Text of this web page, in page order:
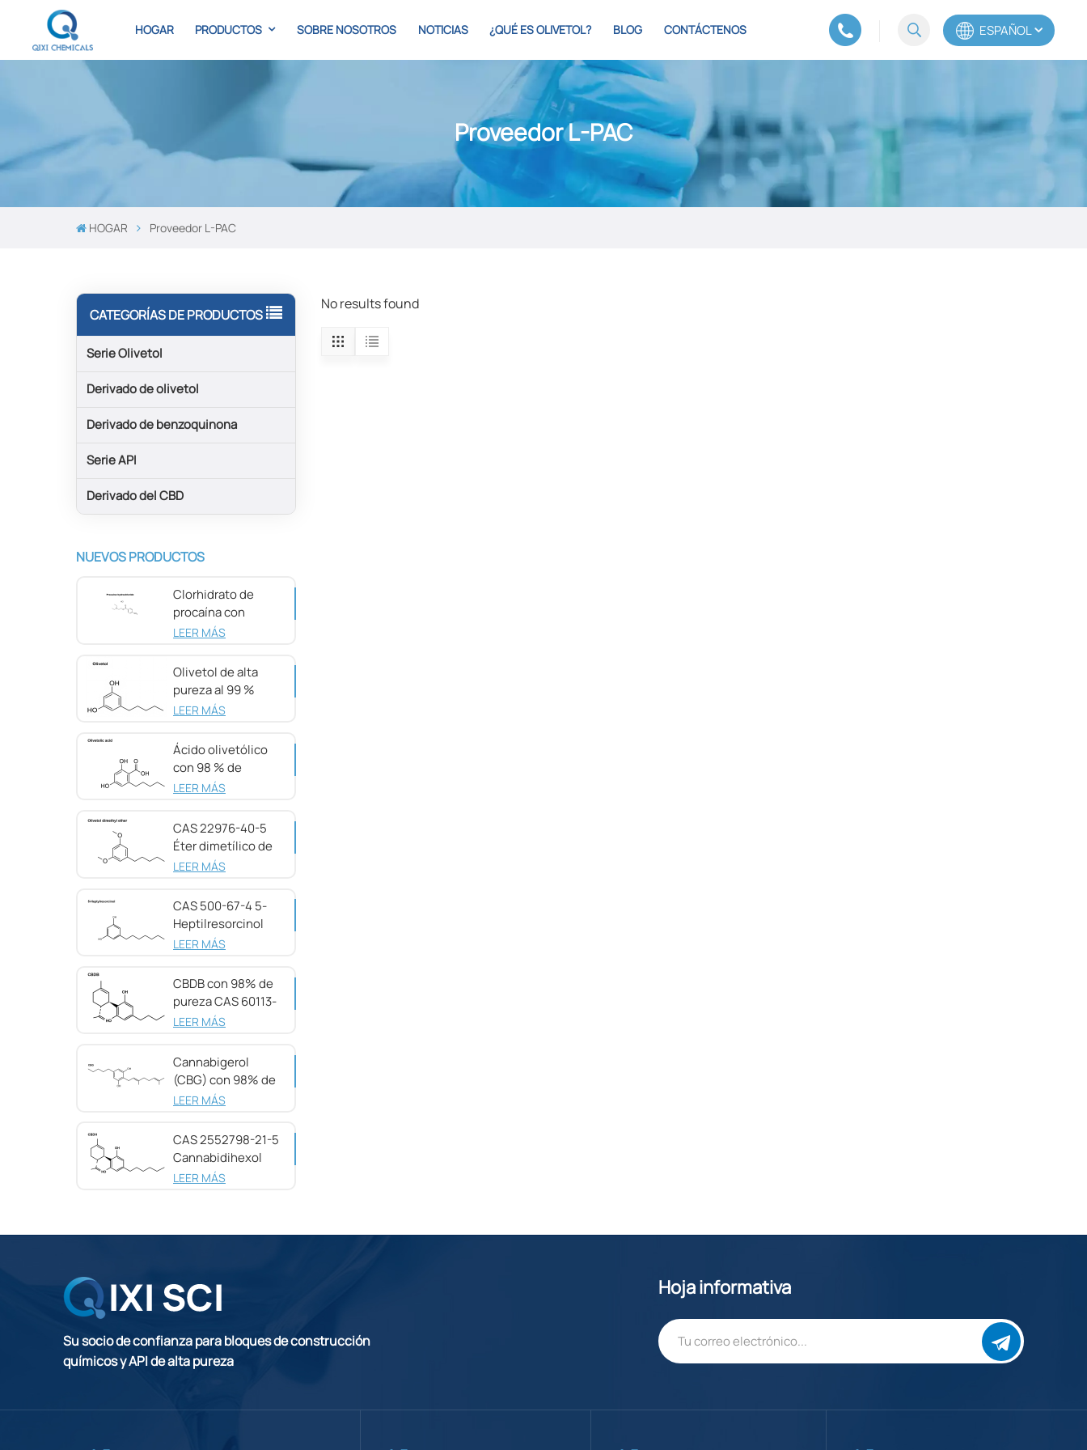
HOGAR PRODUCTOS SOBRE NOSOTROS NOTICIAS ¿QUÉ ES OLIVETOL? BLOG CONTÁCTENOS ESPAÑOL
Español
Proveedor L-PAC
HOGAR Proveedor L-PAC
CATEGORÍAS DE PRODUCTOS
Serie Olivetol
Derivado de olivetol
Derivado de benzoquinona
Serie API
Derivado del CBD
NUEVOS PRODUCTOS
Clorhidrato de
procaína con
pureza del 98 %
LEER MÁS
Olivetol de alta
pureza al 99 %
CAS 500-66-3
LEER MÁS
Ácido olivetólico
con 98 % de
pureza CAS 491-
LEER MÁS
CAS 22976-40-5
Éter dimetílico de
olivetol, 98 %
LEER MÁS
CAS 500-67-4 5-
Heptilresorcinol
con 99 % de
LEER MÁS
CBDB con 98% de
pureza CAS 60113-
11-3
LEER MÁS
Cannabigerol
(CBG) con 98% de
pureza CAS
LEER MÁS
CAS 2552798-21-5
Cannabidihexol
(CBDH), 98%
LEER MÁS
No results found
Su socio de confianza para bloques de construcción
químicos y API de alta pureza
Hoja informativa